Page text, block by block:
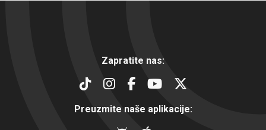
Zapratite nas:
Preuzmite naše aplikacije: